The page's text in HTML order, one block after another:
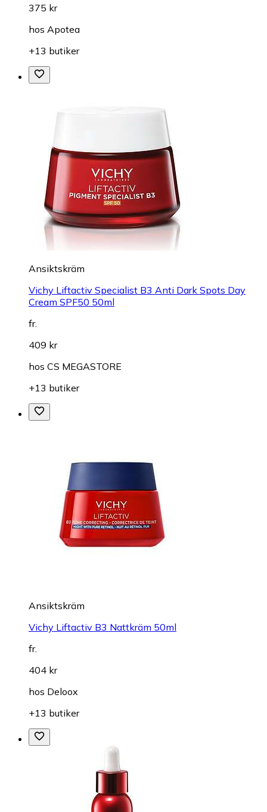
375 kr
hos Apotea
+13 butiker
Ansiktskräm
Vichy Liftactiv Specialist B3 Anti Dark Spots Day
Cream SPF50 50ml
fr.
409 kr
hos CS MEGASTORE
+13 butiker
Ansiktskräm
Vichy Liftactiv B3 Nattkräm 50ml
fr.
404 kr
hos Deloox
+13 butiker